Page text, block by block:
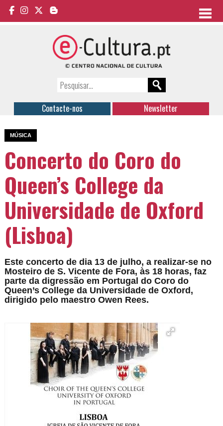
Contacte-nos Newsletter
MÚSICA
Concerto do Coro do
Queen’s College da
Universidade de Oxford
(Lisboa)
Este concerto de dia 13 de julho, a realizar-se no
Mosteiro de S. Vicente de Fora, às 18 horas, faz
parte da digressão em Portugal do Coro do
Queen’s College da Universidade de Oxford,
dirigido pelo maestro Owen Rees.